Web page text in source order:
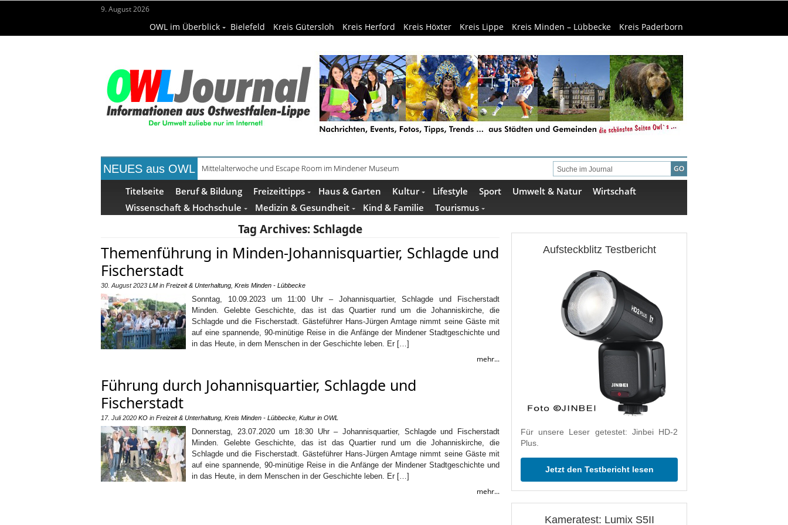
9. August 2026
OWL im Überblick Bielefeld Kreis Gütersloh Kreis Herford Kreis Höxter Kreis Lippe Kreis Minden – Lübbecke Kreis Paderborn
NEUES aus OWL Mittelalterwoche und Escape Room im Mindener Museum
Titelseite Beruf & Bildung Freizeittipps Haus & Garten Kultur Lifestyle Sport Umwelt & Natur
Wirtschaft
Wissenschaft & Hochschule
Medizin & Gesundheit Kind & Familie Tourismus
Tag Archives:Schlagde
Themenführung in Minden-Johannisquartier, Schlagde und
Fischerstadt
30. August 2023 LM in Freizeit & Unterhaltung Kreis Minden - Lübbecke
Sonntag, 10.09.2023 um 11:00 Uhr – Johannisquartier, Schlagde und Fischerstadt
Minden. Gelebte Geschichte, das ist das Quartier rund um die Johanniskirche, die
Schlagde und die Fischerstadt. Gästeführer Hans-Jürgen Amtage nimmt seine Gäste mit
auf eine spannende, 90-minütige Reise in die Anfänge der Mindener Stadtgeschichte und
in das Heute, in dem Menschen in der Geschichte leben. Er […]
mehr...
Führung durch Johannisquartier, Schlagde und
Fischerstadt
17. Juli 2020 KO in Freizeit & Unterhaltung Kreis Minden - Lübbecke Kultur in OWL
Donnerstag, 23.07.2020 um 18:30 Uhr – Johannisquartier, Schlagde und Fischerstadt
Minden. Gelebte Geschichte, das ist das Quartier rund um die Johanniskirche, die
Schlagde und die Fischerstadt. Gästeführer Hans-Jürgen Amtage nimmt seine Gäste mit
auf eine spannende, 90-minütige Reise in die Anfänge der Mindener Stadtgeschichte und
in das Heute, in dem Menschen in der Geschichte leben. Er […]
mehr...
Aufsteckblitz Testbericht
Für unsere Leser getestet: Jinbei HD-2
Plus.
Jetzt den Testbericht lesen
Kameratest: Lumix S5II